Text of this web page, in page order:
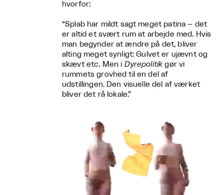
hvorfor:
“Splabhar mildt sagt meget patina – det
er altid et svært rum at arbejde med. Hvis
man begynder at ændre på det, bliver
alting meget synligt: Gulvet er ujævnt og
skævt etc. Men i Dyrepolitik gør vi
rummets grovhed til en del af
udstillingen. Den visuelle del af værket
bliver det rå lokale.”